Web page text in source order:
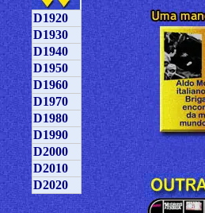
D1920
D1930
D1940
D1950
D1960
D1970
D1980
D1990
D2000
D2010
D2020